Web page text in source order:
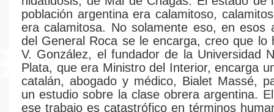
población argentina era calamitoso,
era calamitosa. No solamente eso, en esos
del General Roca se le encarga, creo que lo
V. González, el fundador de la Universidad
Plata, que era Ministro del Interior, encarga
catalán, abogado y médico, Bialet Massé,
un estudio sobre la clase obrera argentina.
ese trabajo es catastrófico en términos